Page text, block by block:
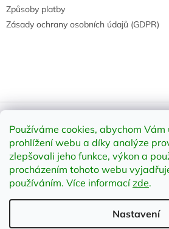
Používáme cookies, abychom
prohlížení webu a díky analýze
zlepšovali jeho funkce, výkon a
procházením tohoto webu
používáním. Více informacízde.
Nastavení
Způsoby platby
Zásady ochrany osobních údajů (GDPR)
Vytvořil
Copyright 2026element-shop.cz.
Upravit nastavení